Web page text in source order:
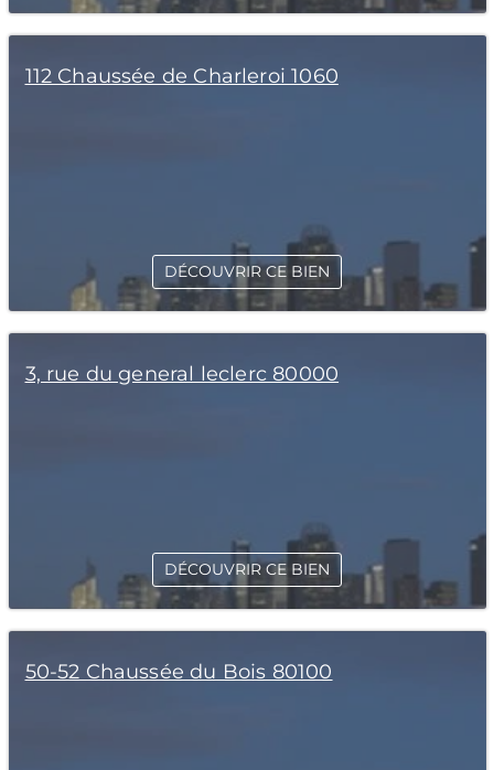
112 Chaussée de Charleroi 1060
DÉCOUVRIR CE BIEN
3, rue du general leclerc 80000
DÉCOUVRIR CE BIEN
50-52 Chaussée du Bois 80100